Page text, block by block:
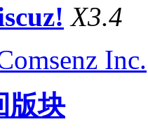
X3.4
Inc.
版块